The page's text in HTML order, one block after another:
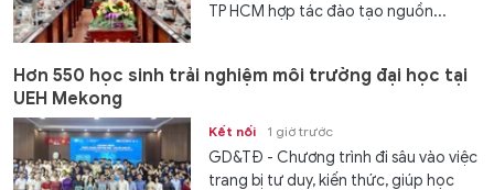
TP HCM hợp tác đào tạo nguồn...
Hơn 550 học sinh trải nghiệm môi trường đại học tại
UEH Mekong
Kết nối 1 giờ trước
GD&TĐ - Chương trình đi sâu vào việc
trang bị tư duy, kiến thức, giúp học